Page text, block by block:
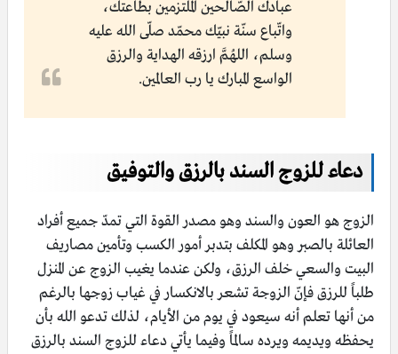
عبادك الصّالحين الملتزمين بطاعتك،
واتّباع سنّة نبيّك محمّد صلّى الله عليه
وسلم، اللهُمَّ ارزقه الهداية والرزق
الواسع المبارك يا رب العالمين.
دعاء للزوج السند بالرزق والتوفيق
الزوج هو العون والسند وهو مصدر القوة التي تمدّ جميع أفراد
العائلة بالصبر وهو المكلف بتدبر أمور الكسب وتأمين مصاريف
البيت والسعي خلف الرزق، ولكن عندما يغيب الزوج عن المنزل
طلباً للرزق فإنّ الزوجة تشعر بالانكسار في غياب زوجها بالرغم
من أنها تعلم أنه سيعود في يوم من الأيام، لذلك تدعو الله بأن
يحفظه ويديمه ويرده سالماً وفيما يأتي دعاء للزوج السند بالرزق